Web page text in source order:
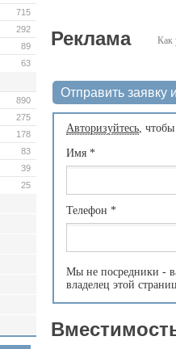
715
292
89
63
890
275
178
83
39
25
Как
Реклама
Отправить заявку
Авторизуйтесь,
Имя *
Телефон *
Мы не посредники -
владелец этой